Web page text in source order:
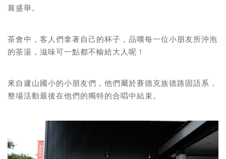
襄盛舉。
茶會中，客人們拿著自己的杯子，品嚐每一位小朋友所沖泡
的茶湯，滋味可一點都不輸給大人呢！
來自廬山國小的小朋友們，他們屬於賽德克族德路固語系，
整場活動最後在他們的獨特的合唱中結束。